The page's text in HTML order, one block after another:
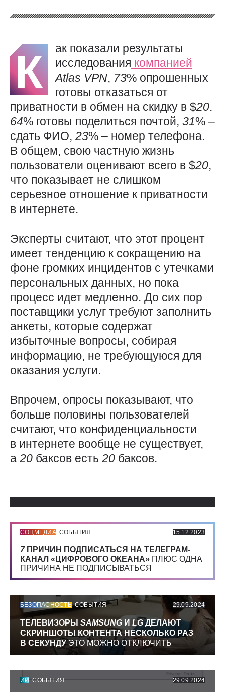
К
ак показали результаты
исследования компанией
Atlas VPN, 73% опрошенных
готовы отказаться от
приватности в обмен на скидку в $20.
64% готовы поделиться почтой, 31% –
сдать ФИО, 23% – номер телефона.
В общем, свою частную жизнь
пользователи оценивают всего в $20,
что показывает не слишком
серьезное отношение к приватности
в интернете.
Эксперты считают, что этот процент
имеет тенденцию к сокращению на
фоне громких инцидентов с утечками
персональных данных, но пока
процесс идет медленно. До сих пор
поставщики услуг требуют заполнить
анкеты, которые содержат
избыточные вопросы, собирая
информацию, не требующуюся для
оказания услуги.
Впрочем, опросы показывают, что
больше половины пользователей
считают, что конфиденциальности
в интернете вообще не существует,
а 20 баксов есть 20 баксов.
СОЦМЕДИА СОБЫТИЯ 15.12.2023
7 ПРИЧИН ПОДПИСАТЬСЯ НА ТЕЛЕГРАМ-
КАНАЛ «ЦИФРОВОГО ОКЕАНА» ПЛЮС ОДНА
ПРИЧИНА НЕ ПОДПИСЫВАТЬСЯ
БЕЗОПАСНОСТЬ СОБЫТИЯ 29.09.2024
ТЕЛЕВИЗОРЫ SAMSUNG И LGДЕЛАЮТ
СКРИНШОТЫ КОНТЕНТА НЕСКОЛЬКО РАЗ
В СЕКУНДУЭТО МОЖНО ОТКЛЮЧИТЬ
ИИ СОБЫТИЯ 29.09.2024